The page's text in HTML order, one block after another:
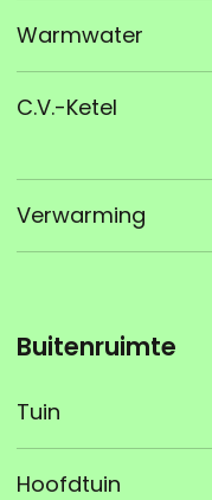
Warmwater
C.V.-Ketel
Verwarming
Buitenruimte
Tuin
Hoofdtuin